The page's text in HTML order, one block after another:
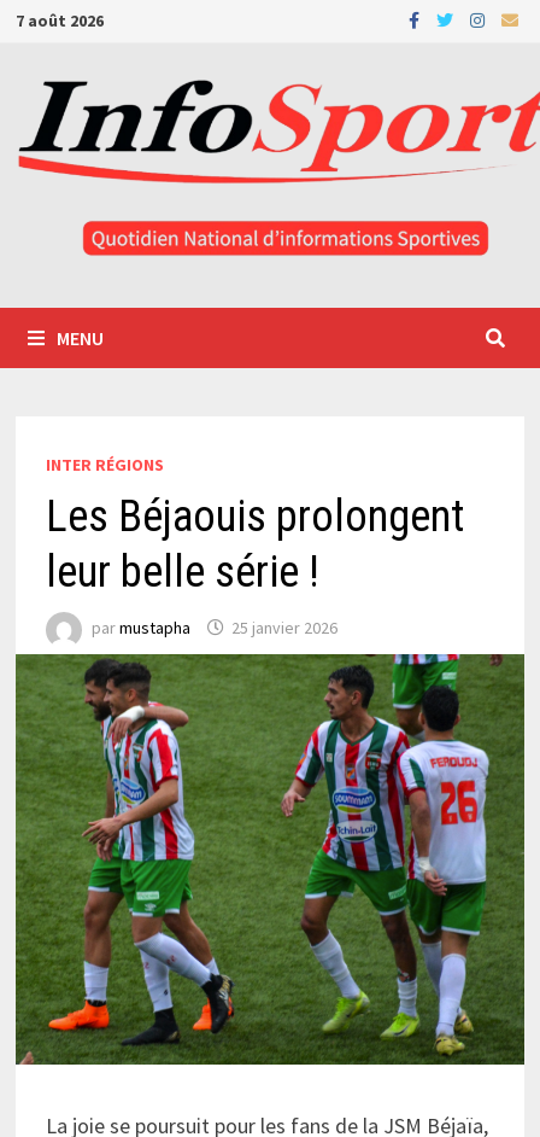
Passer
contenu
7 août 2026
MENU
INTER RÉGIONS
Les Béjaouis prolongent
leur belle série !
parmustapha 25 janvier 2026
La joie se poursuit pour les fans de la JSM Béjaïa,